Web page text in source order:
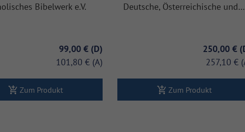
Bibelwerk e.V.
99,00 €
101,80 €
Zum Produkt
Deutsche, Österreichische und…
250,00 €
257,10 €
Zum Produkt